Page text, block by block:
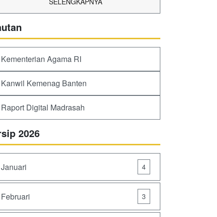
Kementerian Agama RI
Kanwil Kemenag Banten
Raport Digital Madrasah
2026
Januari 4
Februari 3